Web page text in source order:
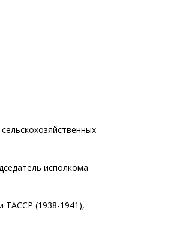
исполкома
ТАССР (1938-1941),